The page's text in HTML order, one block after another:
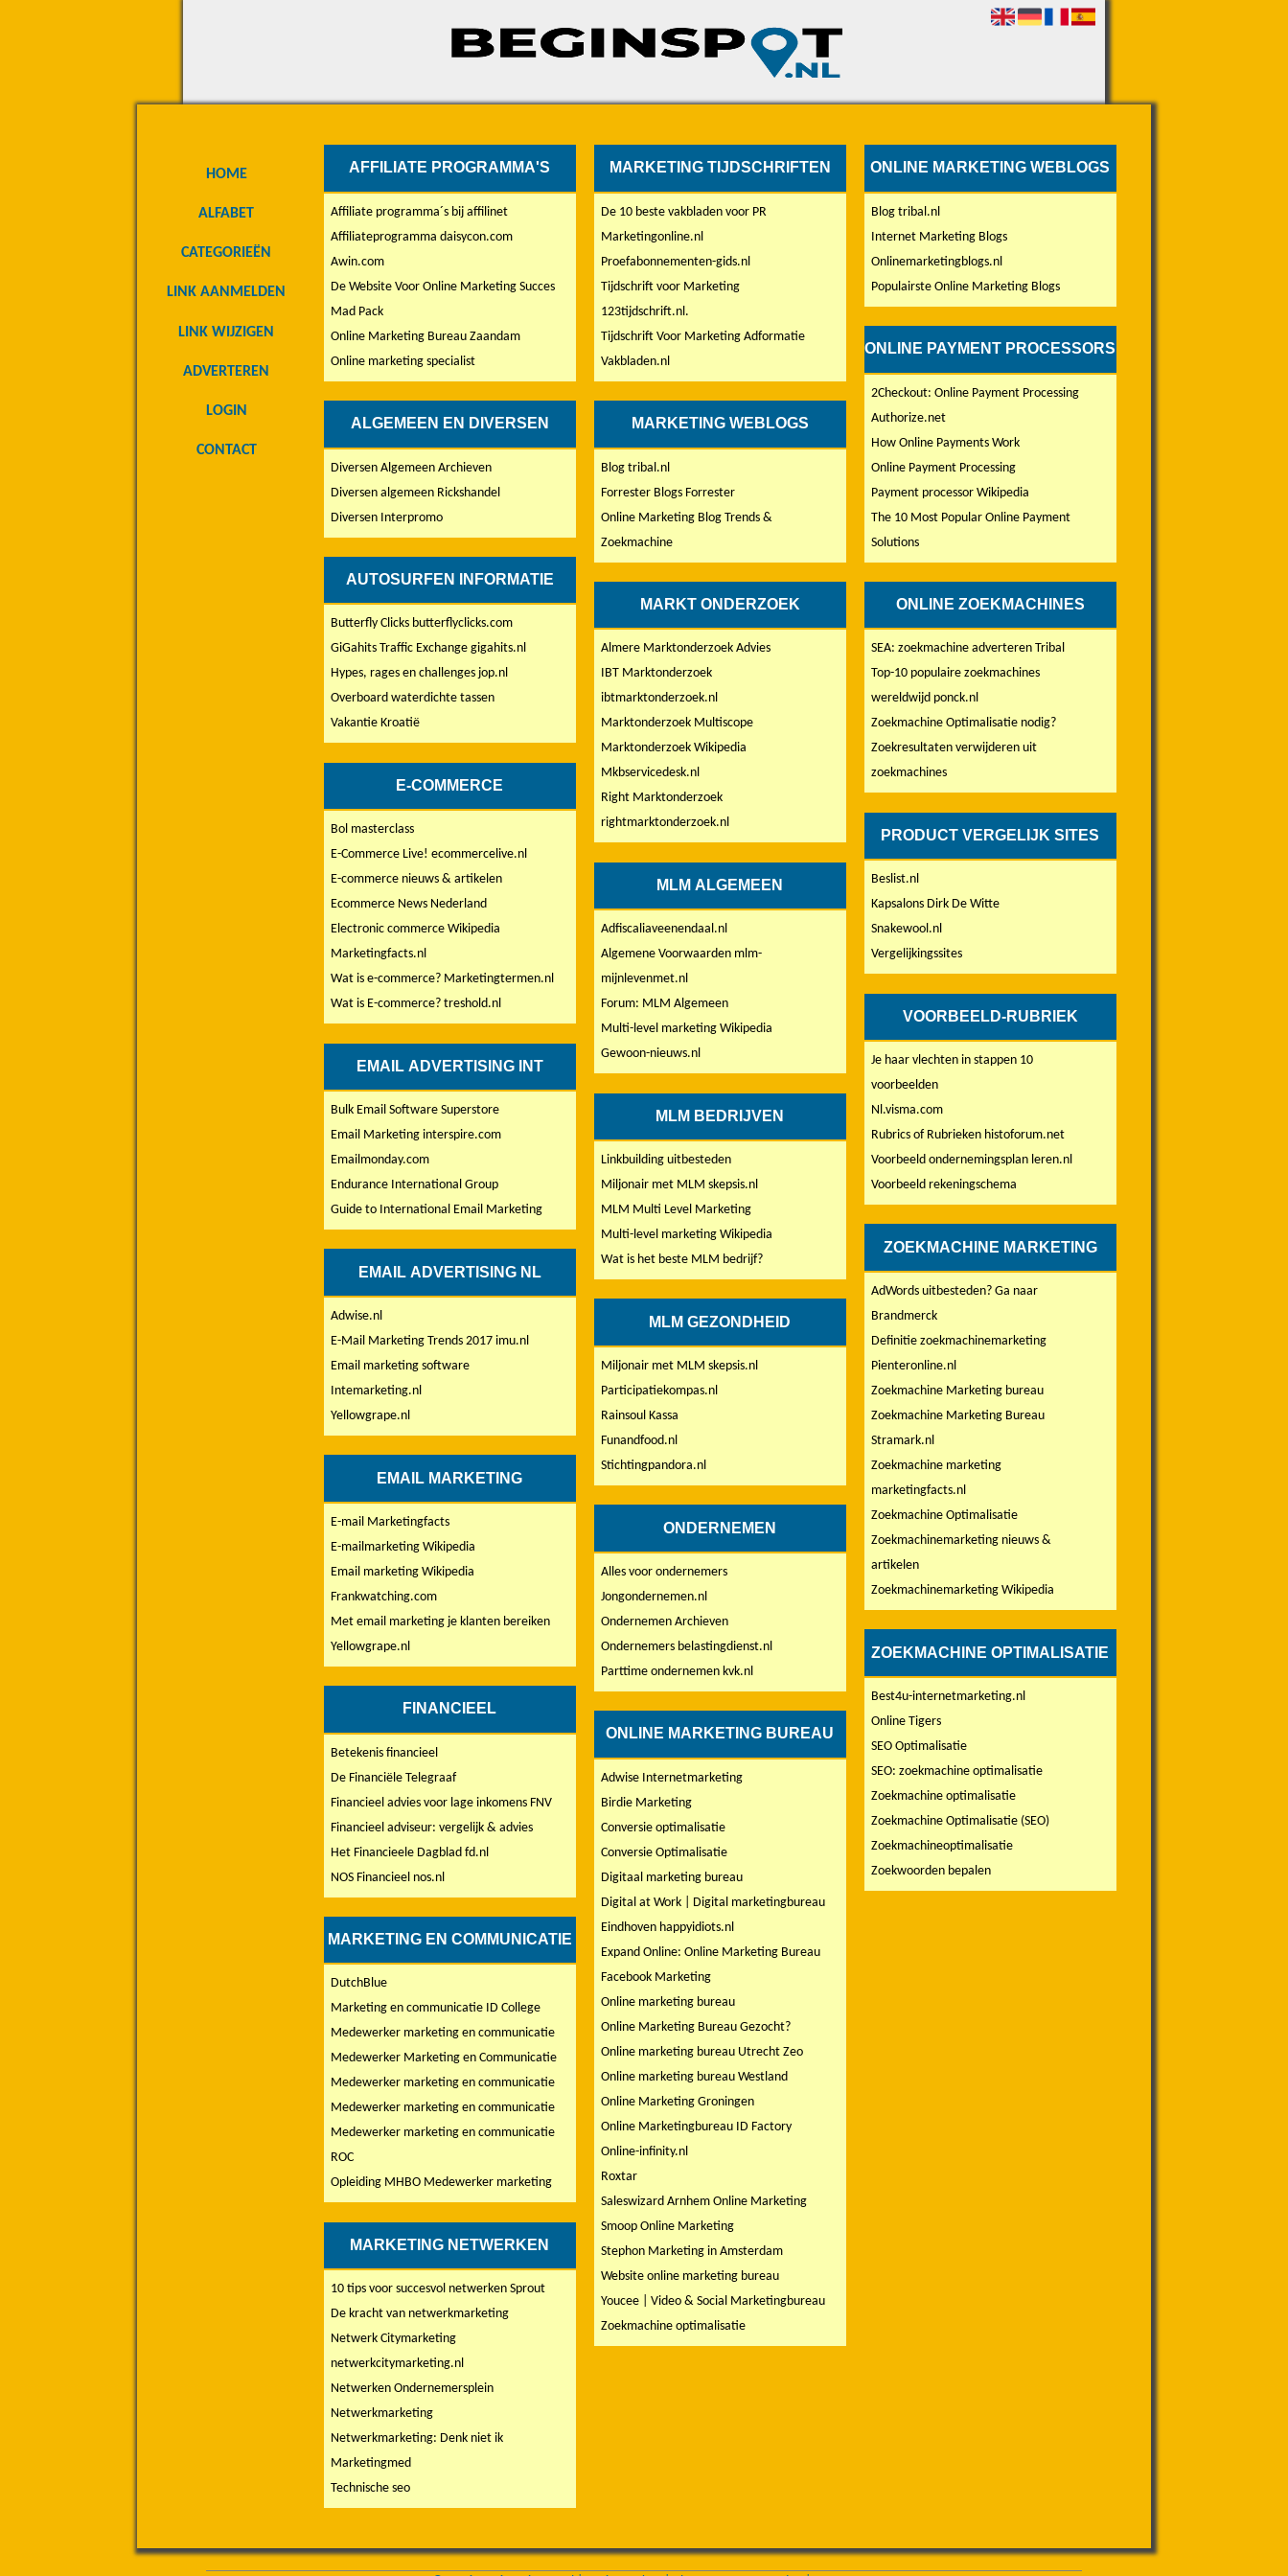
HOME
ALFABET
CATEGORIEËN
LINK AANMELDEN
LINK WIJZIGEN
ADVERTEREN
LOGIN
CONTACT
AFFILIATE PROGRAMMA'S
Affiliate programma´s bij affilinet
Affiliateprogramma daisycon.com
Awin.com
De Website Voor Online Marketing Succes
Mad Pack
Online Marketing Bureau Zaandam
Online marketing specialist
ALGEMEEN EN DIVERSEN
Diversen Algemeen Archieven
Diversen algemeen Rickshandel
Diversen Interpromo
AUTOSURFEN INFORMATIE
Butterfly Clicks butterflyclicks.com
GiGahits Traffic Exchange gigahits.nl
Hypes, rages en challenges jop.nl
Overboard waterdichte tassen
Vakantie Kroatië
E-COMMERCE
Bol masterclass
E-Commerce Live! ecommercelive.nl
E-commerce nieuws & artikelen
Ecommerce News Nederland
Electronic commerce Wikipedia
Marketingfacts.nl
Wat is e-commerce? Marketingtermen.nl
Wat is E-commerce? treshold.nl
EMAIL ADVERTISING INT
Bulk Email Software Superstore
Email Marketing interspire.com
Emailmonday.com
Endurance International Group
Guide to International Email Marketing
EMAIL ADVERTISING NL
Adwise.nl
E-Mail Marketing Trends 2017 imu.nl
Email marketing software
Intemarketing.nl
Yellowgrape.nl
EMAIL MARKETING
E-mail Marketingfacts
E-mailmarketing Wikipedia
Email marketing Wikipedia
Frankwatching.com
Met email marketing je klanten bereiken
Yellowgrape.nl
FINANCIEEL
Betekenis financieel
De Financiële Telegraaf
Financieel advies voor lage inkomens FNV
Financieel adviseur: vergelijk & advies
Het Financieele Dagblad fd.nl
NOS Financieel nos.nl
MARKETING EN COMMUNICATIE
DutchBlue
Marketing en communicatie ID College
Medewerker marketing en communicatie
Medewerker Marketing en Communicatie
Medewerker marketing en communicatie
Medewerker marketing en communicatie
Medewerker marketing en communicatie
ROC
Opleiding MHBO Medewerker marketing
MARKETING NETWERKEN
10 tips voor succesvol netwerken Sprout
De kracht van netwerkmarketing
Netwerk Citymarketing
netwerkcitymarketing.nl
Netwerken Ondernemersplein
Netwerkmarketing
Netwerkmarketing: Denk niet ik
Marketingmed
Technische seo
MARKETING TIJDSCHRIFTEN
De 10 beste vakbladen voor PR
Marketingonline.nl
Proefabonnementen-gids.nl
Tijdschrift voor Marketing
123tijdschrift.nl.
Tijdschrift Voor Marketing Adformatie
Vakbladen.nl
MARKETING WEBLOGS
Blog tribal.nl
Forrester Blogs Forrester
Online Marketing Blog Trends &
Zoekmachine
MARKT ONDERZOEK
Almere Marktonderzoek Advies
IBT Marktonderzoek
ibtmarktonderzoek.nl
Marktonderzoek Multiscope
Marktonderzoek Wikipedia
Mkbservicedesk.nl
Right Marktonderzoek
rightmarktonderzoek.nl
MLM ALGEMEEN
Adfiscaliaveenendaal.nl
Algemene Voorwaarden mlm-
mijnlevenmet.nl
Forum: MLM Algemeen
Multi-level marketing Wikipedia
Gewoon-nieuws.nl
MLM BEDRIJVEN
Linkbuilding uitbesteden
Miljonair met MLM skepsis.nl
MLM Multi Level Marketing
Multi-level marketing Wikipedia
Wat is het beste MLM bedrijf?
MLM GEZONDHEID
Miljonair met MLM skepsis.nl
Participatiekompas.nl
Rainsoul Kassa
Funandfood.nl
Stichtingpandora.nl
ONDERNEMEN
Alles voor ondernemers
Jongondernemen.nl
Ondernemen Archieven
Ondernemers belastingdienst.nl
Parttime ondernemen kvk.nl
ONLINE MARKETING BUREAU
Adwise Internetmarketing
Birdie Marketing
Conversie optimalisatie
Conversie Optimalisatie
Digitaal marketing bureau
Digital at Work | Digital marketingbureau
Eindhoven happyidiots.nl
Expand Online: Online Marketing Bureau
Facebook Marketing
Online marketing bureau
Online Marketing Bureau Gezocht?
Online marketing bureau Utrecht Zeo
Online marketing bureau Westland
Online Marketing Groningen
Online Marketingbureau ID Factory
Online-infinity.nl
Roxtar
Saleswizard Arnhem Online Marketing
Smoop Online Marketing
Stephon Marketing in Amsterdam
Website online marketing bureau
Youcee | Video & Social Marketingbureau
Zoekmachine optimalisatie
ONLINE MARKETING WEBLOGS
Blog tribal.nl
Internet Marketing Blogs
Onlinemarketingblogs.nl
Populairste Online Marketing Blogs
ONLINE PAYMENT PROCESSORS
2Checkout: Online Payment Processing
Authorize.net
How Online Payments Work
Online Payment Processing
Payment processor Wikipedia
The 10 Most Popular Online Payment
Solutions
ONLINE ZOEKMACHINES
SEA: zoekmachine adverteren Tribal
Top-10 populaire zoekmachines
wereldwijd ponck.nl
Zoekmachine Optimalisatie nodig?
Zoekresultaten verwijderen uit
zoekmachines
PRODUCT VERGELIJK SITES
Beslist.nl
Kapsalons Dirk De Witte
Snakewool.nl
Vergelijkingssites
VOORBEELD-RUBRIEK
Je haar vlechten in stappen 10
voorbeelden
Nl.visma.com
Rubrics of Rubrieken histoforum.net
Voorbeeld ondernemingsplan leren.nl
Voorbeeld rekeningschema
ZOEKMACHINE MARKETING
AdWords uitbesteden? Ga naar
Brandmerck
Definitie zoekmachinemarketing
Pienteronline.nl
Zoekmachine Marketing bureau
Zoekmachine Marketing Bureau
Stramark.nl
Zoekmachine marketing
marketingfacts.nl
Zoekmachine Optimalisatie
Zoekmachinemarketing nieuws &
artikelen
Zoekmachinemarketing Wikipedia
ZOEKMACHINE OPTIMALISATIE
Best4u-internetmarketing.nl
Online Tigers
SEO Optimalisatie
SEO: zoekmachine optimalisatie
Zoekmachine optimalisatie
Zoekmachine Optimalisatie (SEO)
Zoekmachineoptimalisatie
Zoekwoorden bepalen